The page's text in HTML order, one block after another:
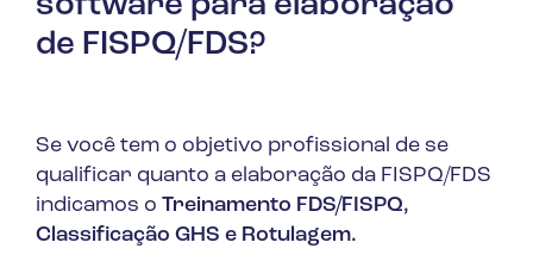
de FISPQ/FDS?
Se você tem o objetivo profissional de se
qualificar quanto a elaboração da FISPQ/FDS
indicamos o Treinamento FDS/FISPQ,
Classificação GHS e Rotulagem.